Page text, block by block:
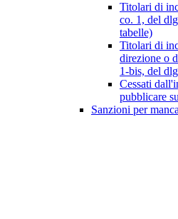
Titolari di
co. 1, del
tabelle)
Titolari di
direzione o
1-bis, del
Cessati
pubblicare
Sanzioni per